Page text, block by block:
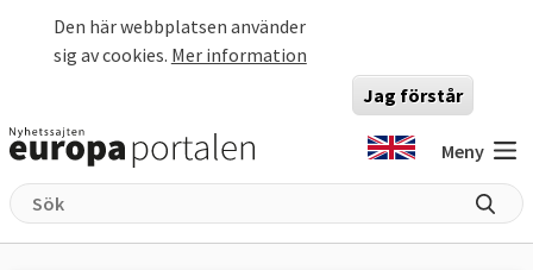
Den här webbplatsen använder
sig av cookies. Mer information
Jag förstår
Meny